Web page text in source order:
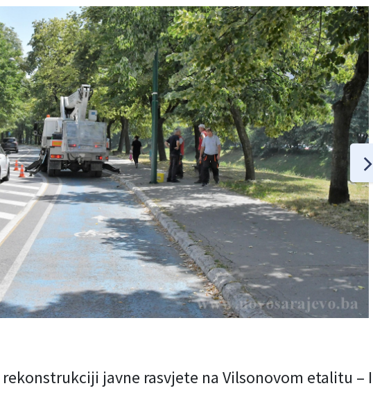
javne rasvjete na Vilsonovom etalitu – I